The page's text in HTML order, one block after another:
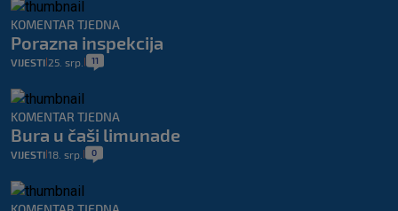
KOMENTAR TJEDNA
Porazna inspekcija
VIJESTI 25. srp. 11
KOMENTAR TJEDNA
Bura u čaši limunade
VIJESTI 18. srp. 0